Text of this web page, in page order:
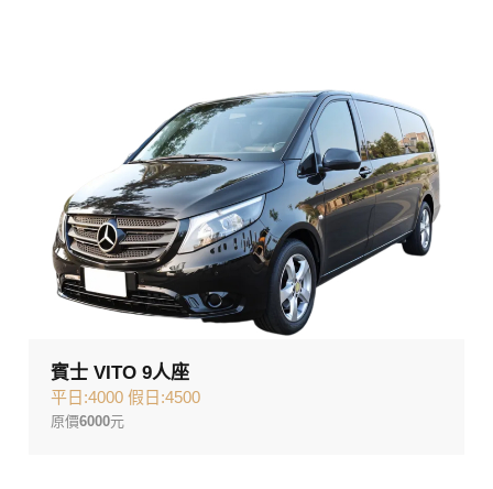
賓士 VITO 9人座
平日:4000 假日:4500
原價6000元